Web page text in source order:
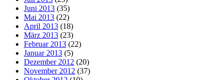
Juni 2013 (35)
Mai 2013 (22)
April 2013 (18)
März 2013 (23)
Februar 2013 (22)
Januar 2013 (5)
Dezember 2012 (20)
November 2012 (37)